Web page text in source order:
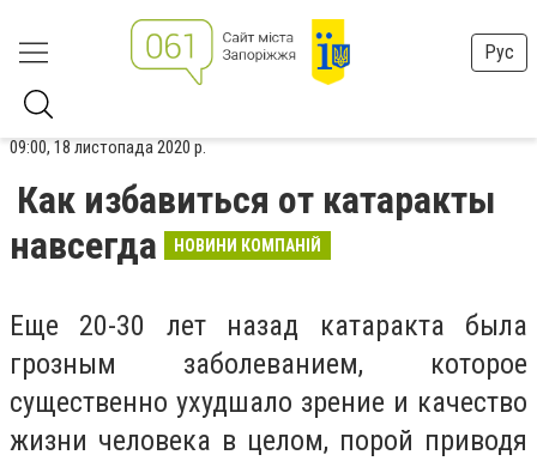
Рус
09:00, 18 листопада 2020 р.
Как избавиться от катаракты
навсегда
НОВИНИ КОМПАНІЙ
Еще 20-30 лет назад катаракта была
грозным заболеванием, которое
существенно ухудшало зрение и качество
жизни человека в целом, порой приводя